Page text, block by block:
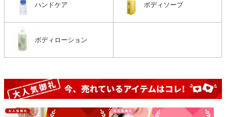
ハンドケア ボディソープ
ボディローション